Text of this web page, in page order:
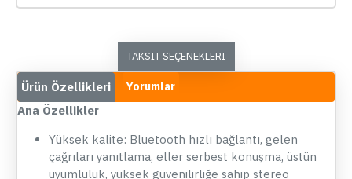
TAKSIT SEÇENEKLERI
Ürün Özellikleri Yorumlar
Ana Özellikler
Yüksek kalite: Bluetooth hızlı bağlantı, gelen
çağrıları yanıtlama, eller serbest konuşma, üstün
uyumluluk, yüksek güvenilirliğe sahip stereo